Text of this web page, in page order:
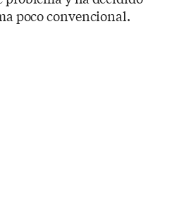
poco convencional.